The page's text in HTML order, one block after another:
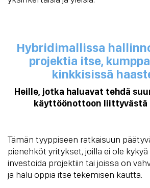
Hybridimallissa
projektia itse,
kinkkisissä
Heille, jotka haluavat tehdä
käyttöönottoon liittyvästä
Tämän tyyppiseen ratkaisuun
pienehköt yritykset, joilla ei ole kykyä
investoida projektiin tai joissa on
ja halu oppia itse tekemisen kautta.